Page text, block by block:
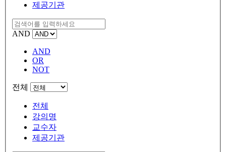
제공기관
AND
AND
OR
NOT
전체
전체
강의명
교수자
제공기관